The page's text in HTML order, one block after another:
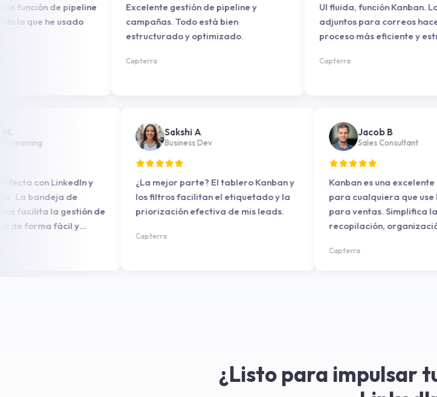
de pipeline
he usado
Excelente gestión de pipeline y
campañas. Todo está bien
estructurado y optimizado.
Capterra
UI fluida, función Kanban. Los
adjuntos para correos hacen el
proceso más eficiente y
Capterra
M.
E-learning
perfecta con LinkedIn y
La bandeja de
facilita la gestión de
de forma fácil y
Sakshi A
Business Dev
¿La mejor parte? El tablero Kanban y
los filtros facilitan el etiquetado y la
priorización efectiva de mis leads.
Capterra
Jacob B
Sales Consultant
Kanban es una
para cualquiera que
para ventas.
recopilación,
Capterra
¿Listo para impulsar